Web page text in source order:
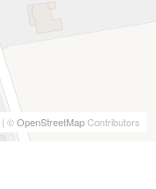
| ©OpenStreetMapContributors